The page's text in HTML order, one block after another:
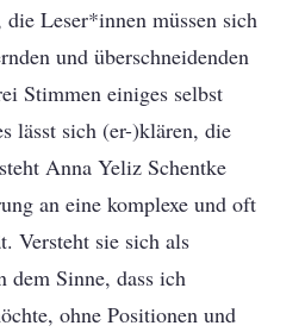
Leser*innen müssen sich
und überschneidenden
Stimmen einiges selbst
lässt sich (er-)klären, die
Anna Yeliz Schentke
an eine komplexe und oft
Versteht sie sich als
Sinne, dass ich
ohne Positionen und